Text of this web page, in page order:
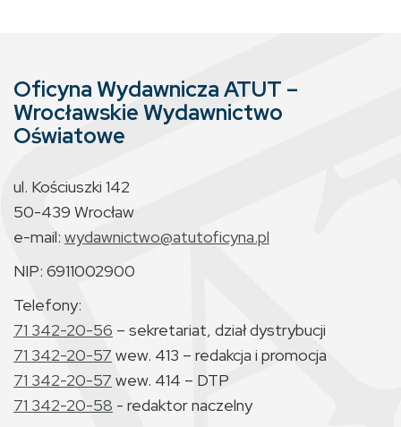
Oficyna Wydawnicza ATUT –
Wrocławskie Wydawnictwo
Oświatowe
ul. Kościuszki 142
50-439 Wrocław
e-mail: wydawnictwo@atutoficyna.pl
NIP: 6911002900
Telefony:
71 342-20-56 – sekretariat, dział dystrybucji
71 342-20-57 wew. 413 – redakcja i promocja
71 342-20-57 wew. 414 – DTP
71 342-20-58 - redaktor naczelny